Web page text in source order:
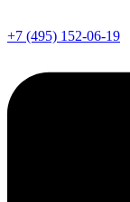
+7 (495) 152-06-19